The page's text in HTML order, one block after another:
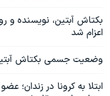
بکتاش آبتین، نویسنده و
اعزام شد
وضعیت جسمی بکتاش
ابتلا به کرونا در زندان؛